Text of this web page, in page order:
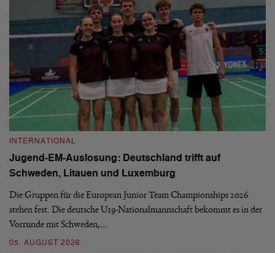
INTERNATIONAL
Jugend-EM-Auslosung: Deutschland trifft auf
Schweden, Litauen und Luxemburg
Die Gruppen für die European Junior Team Championships 2026
stehen fest. Die deutsche U19-Nationalmannschaft bekommt es in der
Vorrunde mit Schweden,…
05. AUGUST 2026